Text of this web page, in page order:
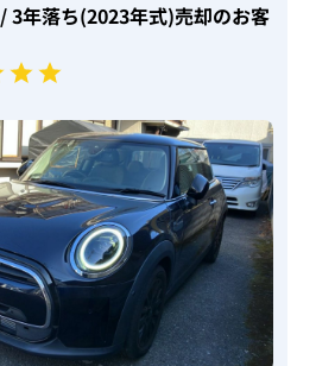
/ 3年落ち(2023年式)売却のお客